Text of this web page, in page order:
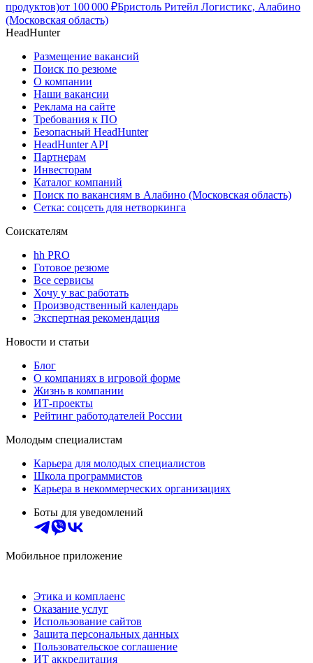
продуктов)от 100 000 ₽Бристоль Ритейл Логистикс, Алабино
(Московская область)
HeadHunter
Размещение вакансий
Поиск по резюме
О компании
Наши вакансии
Реклама на сайте
Требования к ПО
Безопасный HeadHunter
HeadHunter API
Партнерам
Инвесторам
Каталог компаний
Поиск по вакансиям в Алабино (Московская область)
Сетка: соцсеть для нетворкинга
Соискателям
hh PRO
Готовое резюме
Все сервисы
Хочу у вас работать
Производственный календарь
Экспертная рекомендация
Новости и статьи
Блог
О компаниях в игровой форме
Жизнь в компании
ИТ-проекты
Рейтинг работодателей России
Молодым специалистам
Карьера для молодых специалистов
Школа программистов
Карьера в некоммерческих организациях
Боты для уведомлений
Мобильное приложение
Этика и комплаенс
Оказание услуг
Использование сайтов
Защита персональных данных
Пользовательское соглашение
ИТ аккредитация